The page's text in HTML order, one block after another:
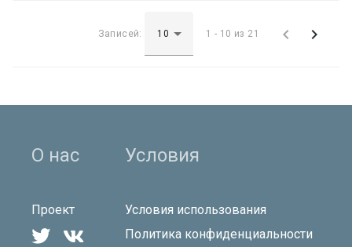
Записей: 1 - 10 из 21  
О нас
Проект
 
Условия
Условия использования
Политика конфиденциальности